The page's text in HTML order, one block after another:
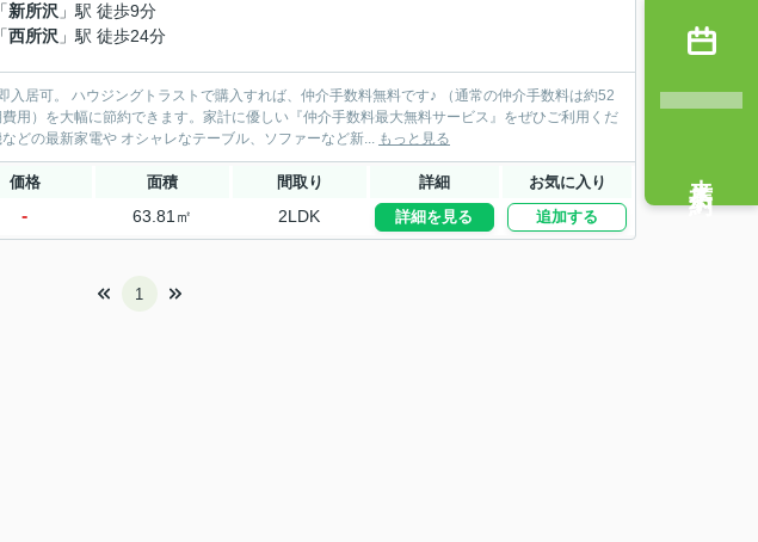
「新所沢 」駅 徒歩9分
「西所沢 」駅 徒歩24分
の仲介手数料は約52
機などの最新家電や オシャレなテーブル、ソファーなど新... もっと見る
価格 面積 間取り 詳細 お気に入り
- 63.81㎡ 2LDK 詳細を見る 追加する
1